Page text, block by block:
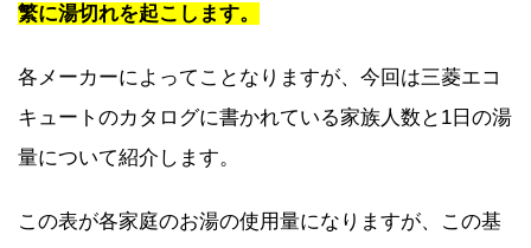
繁に湯切れを起こします。
各メーカーによってことなりますが、今回は三菱エコ
キュートのカタログに書かれている家族人数と1日の湯
量について紹介します。
この表が各家庭のお湯の使用量になりますが、この基